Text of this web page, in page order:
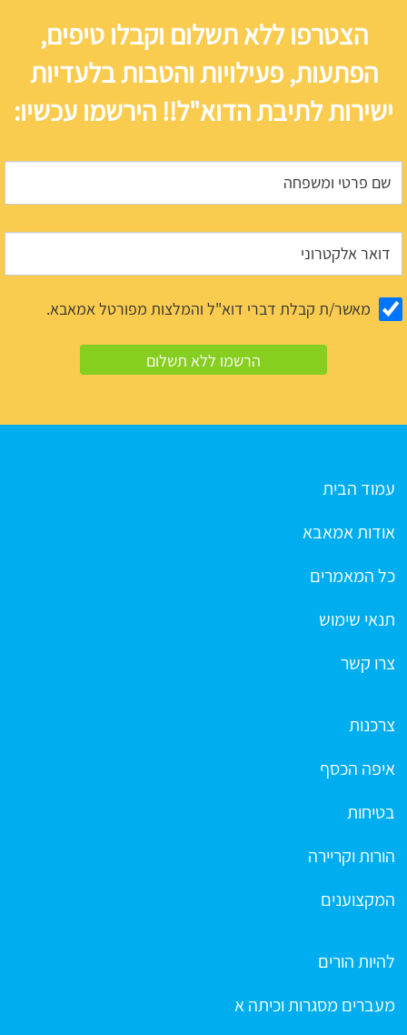
הצטרפו ללא תשלום וקבלו טיפים,
הפתעות, פעילויות והטבות בלעדיות
ישירות לתיבת הדוא"ל!! הירשמו עכשיו:
מאשר/ת קבלת דברי דוא"ל והמלצות מפורטל אמאבא.
עמוד הבית
אודות אמאבא
כל המאמרים
תנאי שימוש
צרו קשר
צרכנות
איפה הכסף
בטיחות
הורות וקריירה
המקצוענים
להיות הורים
מעברים מסגרות וכיתה א